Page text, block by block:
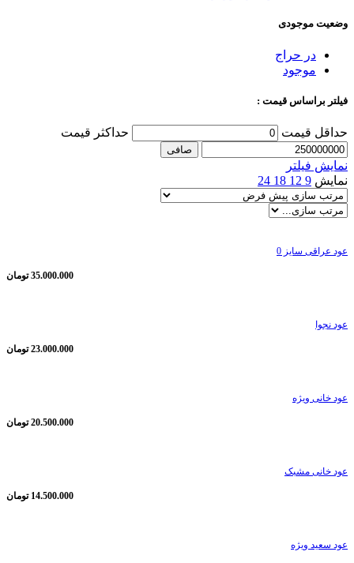
وضعیت موجودی
در حراج
موجود
فیلتر براساس قیمت :
حداقل قیمت حداكثر قيمت
صافی
نمایش فیلتر
نمایش 9
12
18
24
عود عراقی سایز 0
35.000.000 تومان
عود نجوا
23.000.000 تومان
عود خانی ویژه
20.500.000 تومان
عود خانی مشبک
14.500.000 تومان
عود سعید ویژه